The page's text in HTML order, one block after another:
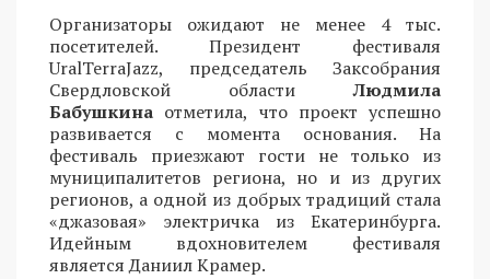
Организаторы ожидают не менее 4 тыс.
посетителей. Президент фестиваля
UralTerraJazz, председатель Заксобрания
Свердловской областиЛюдмила
Бабушкина отметила, что проект успешно
развивается с момента основания. На
фестиваль приезжают гости не только из
муниципалитетов региона, но и из других
регионов, а одной из добрых традиций стала
«джазовая» электричка из Екатеринбурга.
Идейным вдохновителем фестиваля
является Даниил Крамер.